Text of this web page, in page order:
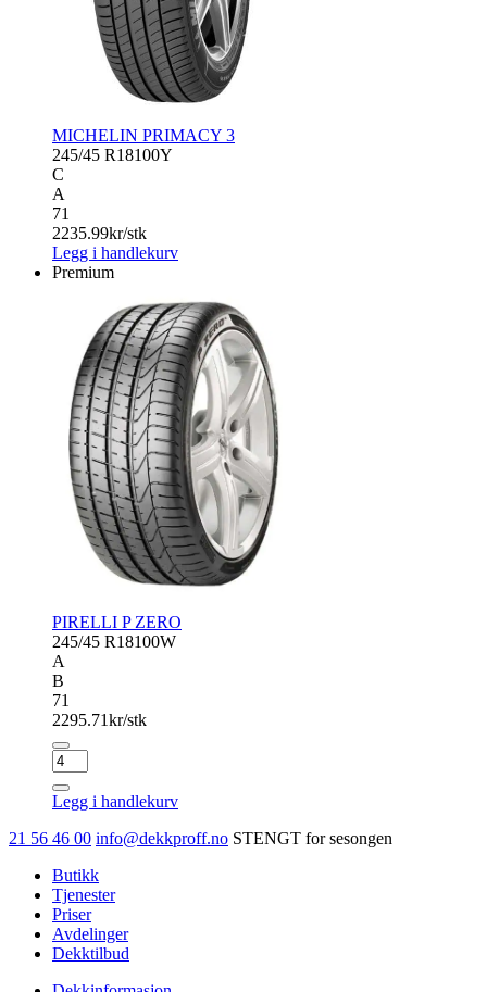
MICHELIN PRIMACY 3
245/45 R18100Y
C
A
71
2235.99kr/stk
Legg i handlekurv
Premium
PIRELLI P ZERO
245/45 R18100W
A
B
71
2295.71kr/stk
PIRELLI
P
ZERO
antall
Legg i handlekurv
21 56 46 00 info@dekkproff.no STENGT for sesongen
Butikk
Tjenester
Priser
Avdelinger
Dekktilbud